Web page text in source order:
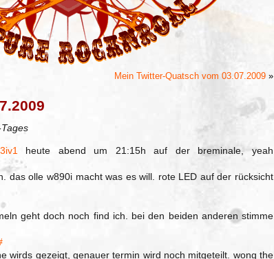
Mein Twitter-Quatsch vom 03.07.2009 »
heute abend um 21:15h auf der breminale, yeah
das olle w890i macht was es will. rote LED auf der rücksicht
geht doch noch find ich. bei den beiden anderen stimme
wirds gezeigt, genauer termin wird noch mitgeteilt. wong the